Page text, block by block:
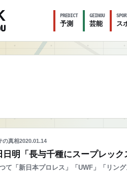
PREDICT
予測
GEINOU
芸能 ス
の真相2020.01.14
日明「長与千種にスープレッ
て「新日本プロレス」「UWF」「リン